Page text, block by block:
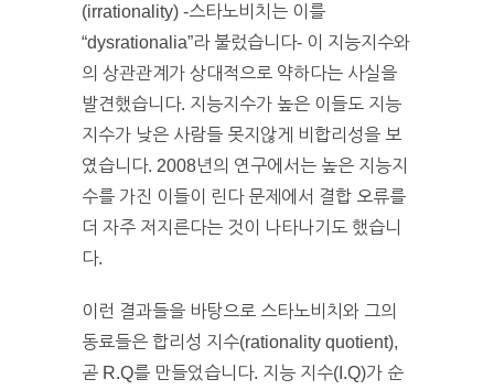
(irrationality) -스타노비치는 이를
“dysrationalia”라 불렀습니다- 이 지능지수와
의 상관관계가 상대적으로 약하다는 사실을
발견했습니다. 지능지수가 높은 이들도 지능
지수가 낮은 사람들 못지않게 비합리성을 보
였습니다. 2008년의 연구에서는 높은 지능지
수를 가진 이들이 린다 문제에서 결합 오류를
더 자주 저지른다는 것이 나타나기도 했습니
다.
이런 결과들을 바탕으로 스타노비치와 그의
동료들은 합리성 지수(rationality quotient),
곧 R.Q를 만들었습니다. 지능 지수(I.Q)가 순